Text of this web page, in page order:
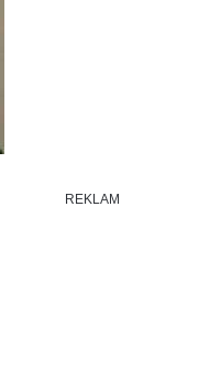
REKLAM